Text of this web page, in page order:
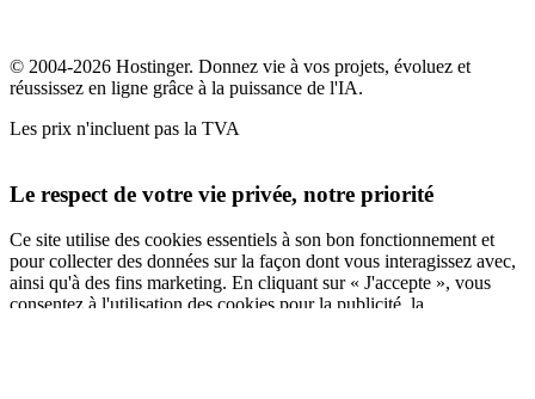
© 2004-2026 Hostinger. Donnez vie à vos projets, évoluez et
réussissez en ligne grâce à la puissance de l'IA.
Les prix n'incluent pas la TVA
Le respect de votre vie privée, notre priorité
Ce site utilise des cookies essentiels à son bon fonctionnement et
pour collecter des données sur la façon dont vous interagissez avec,
ainsi qu'à des fins marketing. En cliquant sur « J'accepte », vous
consentez à l'utilisation des cookies pour la publicité, la